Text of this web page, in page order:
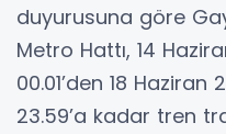
duyurusuna göre
Metro Hattı, 14
00.01’den 18
23.59’a kadar tren